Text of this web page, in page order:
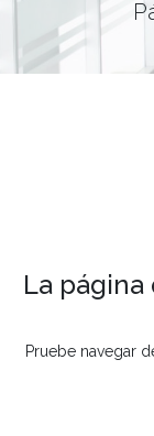
La
Pruebe navegar